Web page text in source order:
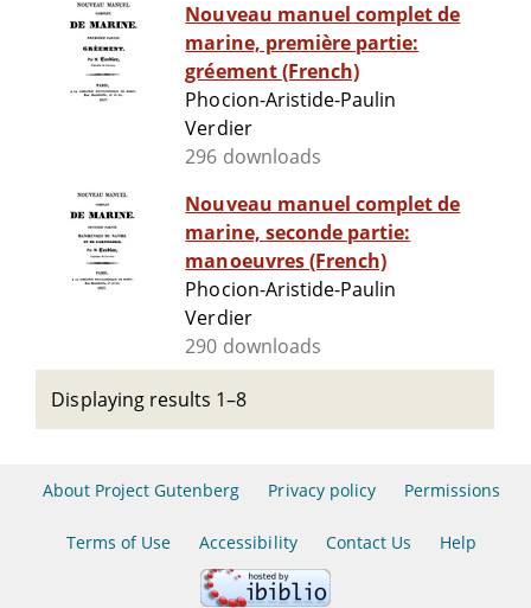
Nouveau manuel complet de
marine, première partie:
gréement (French)
Phocion-Aristide-Paulin
Verdier
296 downloads
Nouveau manuel complet de
marine, seconde partie:
manoeuvres (French)
Phocion-Aristide-Paulin
Verdier
290 downloads
Displaying results 1–8
About Project Gutenberg Privacy policy Permissions
Terms of Use Accessibility Contact Us Help